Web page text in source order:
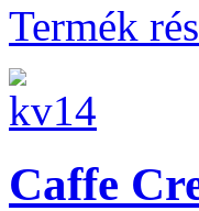
Termék
Caffe